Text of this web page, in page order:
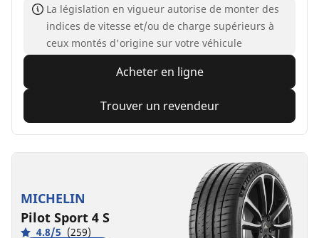
La législation en vigueur autorise de monter des
indices de vitesse et/ou de charge supérieurs à
ceux montés d'origine sur votre véhicule
Acheter en ligne
Trouver un revendeur
MICHELIN
Pilot Sport 4 S
4.8/5 (259)